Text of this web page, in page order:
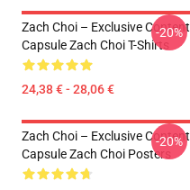
Zach Choi – Exclusive Content
Capsule Zach Choi T-Shirts
24,38 € - 28,06 €
-20%
Zach Choi – Exclusive Content
Capsule Zach Choi Posters
-20%